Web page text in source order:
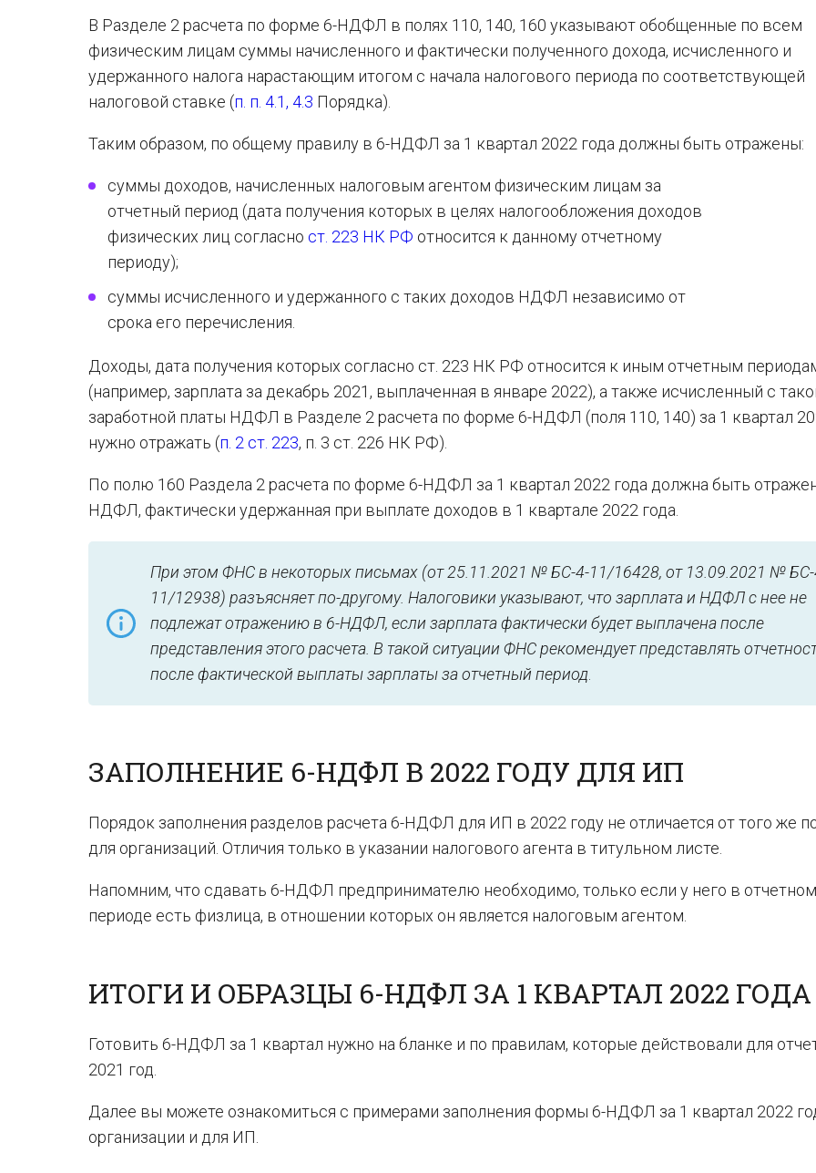
В Разделе 2 расчета по форме 6-НДФЛ в полях 110, 140, 160 указывают обобщенные по всем
физическим лицам суммы начисленного и фактически полученного дохода, исчисленного и
удержанного налога нарастающим итогом с начала налогового периода по соответствующей
налоговой ставке (п. п. 4.1, 4.3 Порядка).
Таким образом, по общему правилу в 6-НДФЛ за 1 квартал 2022 года должны быть отражены:
суммы доходов, начисленных налоговым агентом физическим лицам за
отчетный период (дата получения которых в целях налогообложения доходов
физических лиц согласно ст. 223 НК РФ относится к данному отчетному
периоду);
суммы исчисленного и удержанного с таких доходов НДФЛ независимо от
срока его перечисления.
Доходы, дата получения которых согласно ст. 223 НК РФ относится к иным отчетным
(например, зарплата за декабрь 2021, выплаченная в январе 2022), а также исчисленный с
заработной платы НДФЛ в Разделе 2 расчета по форме 6-НДФЛ (поля 110, 140) за 1 квартал
нужно отражать (п. 2 ст. 223, п. 3 ст. 226 НК РФ).
По полю 160 Раздела 2 расчета по форме 6-НДФЛ за 1 квартал 2022 года должна быть
НДФЛ, фактически удержанная при выплате доходов в 1 квартале 2022 года.
При этом ФНС в некоторых письмах (от 25.11.2021 № БС-4-11/16428, от 13.09.2021 №
11/12938) разъясняет по-другому. Налоговики указывают, что зарплата и НДФЛ с нее не
подлежат отражению в 6-НДФЛ, если зарплата фактически будет выплачена после
представления этого расчета. В такой ситуации ФНС рекомендует представлять
после фактической выплаты зарплаты за отчетный период
ЗАПОЛНЕНИЕ 6-НДФЛ В 2022 ГОДУ ДЛЯ ИП
Порядок заполнения разделов расчета 6-НДФЛ для ИП в 2022 году не отличается от того же
для организаций. Отличия только в указании налогового агента в титульном листе.
Напомним, что сдавать 6-НДФЛ предпринимателю необходимо, только если у него в отчетном
периоде есть физлица, в отношении которых он является налоговым агентом.
ИТОГИ И ОБРАЗЦЫ 6-НДФЛ ЗА 1 КВАРТАЛ 2022 ГОДА
Готовить 6-НДФЛ за 1 квартал нужно на бланке и по правилам, которые действовали для
2021 год.
Далее вы можете ознакомиться с примерами заполнения формы 6-НДФЛ за 1 квартал 2022
организации и для ИП.